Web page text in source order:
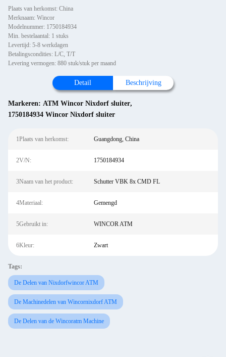
Plaats van herkomst: China
Merknaam: Wincor
Modelnummer: 1750184934
Min. bestelaantal: 1 stuks
Levertijd: 5-8 werkdagen
Betalingscondities: L/C, T/T
Levering vermogen: 880 stuk/stuk per maand
Detail Beschrijving
Markeren: ATM Wincor Nixdorf sluiter,
1750184934 Wincor Nixdorf sluiter
1Plaats van herkomst: Guangdong, China
2V/N: 1750184934
3Naam van het product: Schutter VBK 8x CMD FL
4Materiaal: Gemengd
5Gebruikt in: WINCOR ATM
6Kleur: Zwart
Tags:
De Delen van Nixdorfwincor ATM
De Machinedelen van Wincornixdorf ATM
De Delen van de Wincoratm Machine